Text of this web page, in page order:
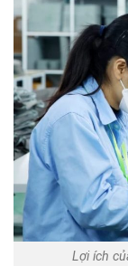
Lợi ích